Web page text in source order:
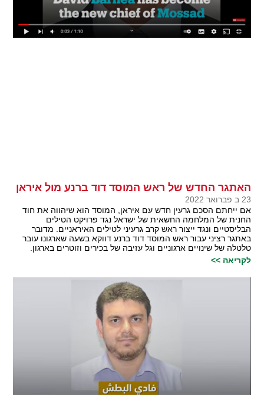
האתגר החדש של ראש המוסד דוד ברנע מול איראן
23 ב פברואר 2022
אם ייחתם הסכם גרעין חדש עם איראן, המוסד הוא שיהווה את חוד
החנית של המלחמה החשאית של ישראל נגד פרויקט הטילים
הבליסטיים ונגד ייצור ראש קרב גרעיני לטילים האיראניים. מדובר
באתגר רציני עבור ראש המוסד דוד ברנע דווקא בשעה שארגונו עובר
טלטלה של שינויים ארגוניים וגל עזיבה של בכירים וזוטרים בארגון.
לקריאה >>